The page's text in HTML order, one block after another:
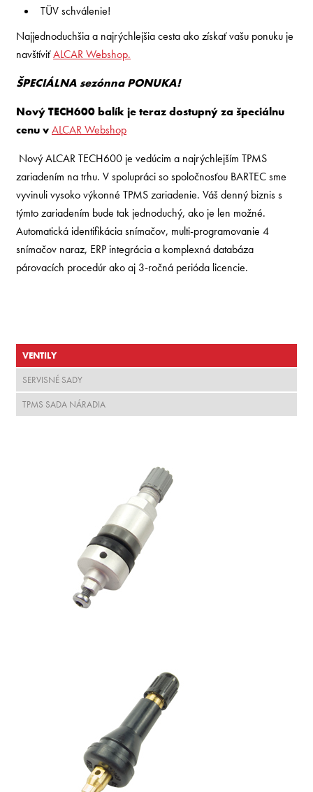
TÜV schválenie!
Najjednoduchšia a najrýchlejšia cesta ako získať vašu ponuku je
navštíviťALCAR Webshop.
ŠPECIÁLNA sezónna PONUKA!
Nový TECH600 balík je teraz dostupný za špeciálnu
cenu vALCAR Webshop
Nový ALCAR TECH600 je vedúcim a najrýchlejším TPMS
zariadením na trhu. V spolupráci so spoločnosťou BARTEC sme
vyvinuli vysoko výkonné TPMS zariadenie. Váš denný biznis s
týmto zariadením bude tak jednoduchý, ako je len možné.
Automatická identifikácia snímačov, multi-programovanie 4
snímačov naraz, ERP integrácia a komplexná databáza
párovacích procedúr ako aj 3-ročná perióda licencie.
VENTILY
SERVISNÉ SADY
TPMS SADA NÁRADIA